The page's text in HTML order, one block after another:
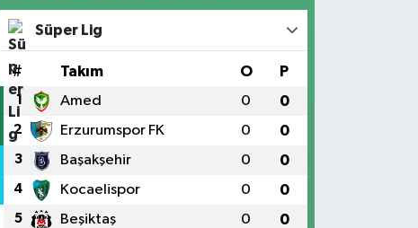
Süper Lig
# Takım O P
1 Amed 0 0
2 Erzurumspor FK 0 0
3 Başakşehir 0 0
4 Kocaelispor 0 0
5 Beşiktaş 0 0